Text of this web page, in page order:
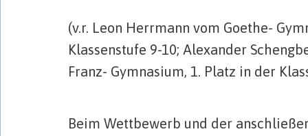
(v.r. Leon Herrmann vom Goethe-
Klassenstufe 9-10; Alexander
Franz- Gymnasium, 1. Platz in der
Beim Wettbewerb und der